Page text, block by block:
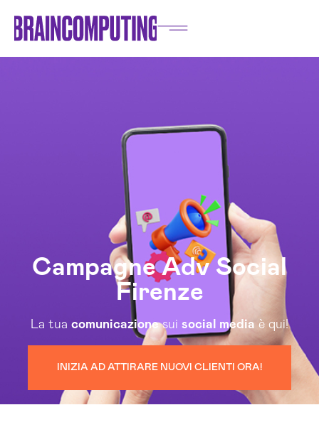
Campagne Adv Social
Firenze
La tua comunicazionesui social media è qui!
INIZIA AD ATTIRARE NUOVI CLIENTI ORA!